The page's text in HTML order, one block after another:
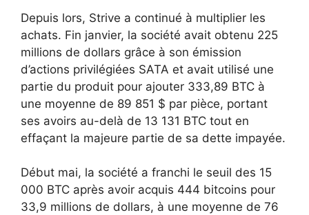
Depuis lors, Strive a continué à multiplier les
achats. Fin janvier, la société avait obtenu 225
millions de dollars grâce à son émission
d’actions privilégiées SATA et avait utilisé une
partie du produit pour ajouter 333,89 BTC à
une moyenne de 89 851 $ par pièce, portant
ses avoirs au-delà de 13 131 BTC tout en
effaçant la majeure partie de sa dette impayée.
Début mai, la société a franchi le seuil des 15
000 BTC après avoir acquis 444 bitcoins pour
33,9 millions de dollars, à une moyenne de 76